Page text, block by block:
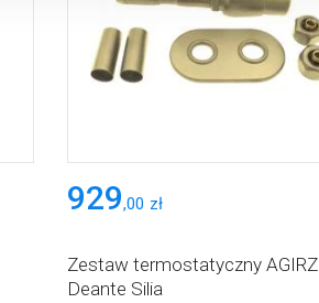
929,00 zł
Zestaw termostatyczny
Deante Silia